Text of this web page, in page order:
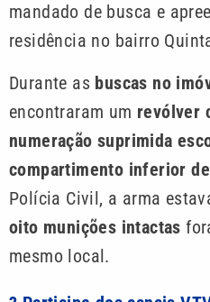
mandado de busca e
residência no bairro
Durante as buscas no
encontraram um revólver
numeração suprimida
compartimento inferior
Polícia Civil, a arma
oito munições intactas
mesmo local.